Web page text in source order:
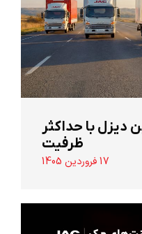
دیزل با حداکثر
ظرفیت
17 فروردین 1405